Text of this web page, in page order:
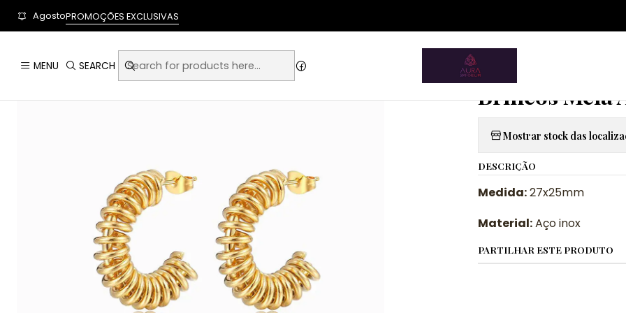
User-agent: * Allow: / Sitemap: https://www.auraemporium.pt/sitemap.xml
MENU SEARCH
AgostoPROMOÇÕES EXCLUSIVAS
Home
Acessórios Brincos Brincos Meia Argola
|
Brincos Meia
Mostrar stock das
DESCRIÇÃO
Medida:27x25mm
Material:Aço inox
PARTILHAR ESTE PRODUTO